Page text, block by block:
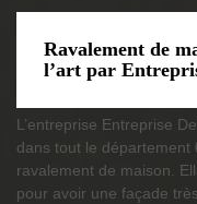
Ravalement de
l’art par
L’entreprise Entreprise
dans tout le
ravalement de maison.
pour avoir une façade